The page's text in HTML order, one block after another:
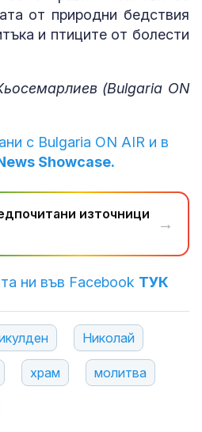
от природни бедствия
и птиците от болести
(Bulgaria ON
с Bulgaria ON AIR и в
Showcase.
източници
→
ни във Facebook ТУК
Николай
храм молитва